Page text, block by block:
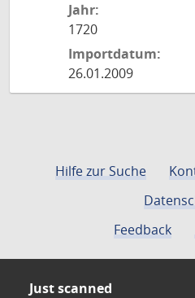
Jahr:
1720
Importdatum:
26.01.2009
Hilfe zur Suche
Feedback
Just scanned